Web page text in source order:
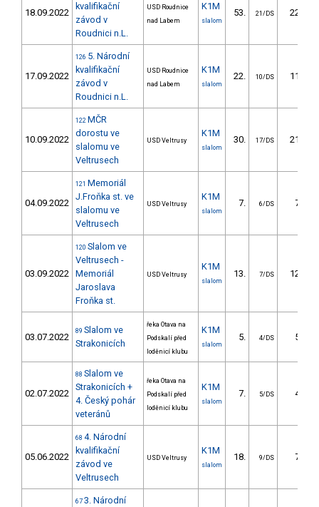
18.09.2022
kvalifikační
závod v
Roudnici n.L.
USD Roudnice
nad Labem
K1M
slalom
53. 21/DS 22.02
17.09.2022
126 5. Národní
kvalifikační
závod v
Roudnici n.L.
USD Roudnice
nad Labem
K1M
slalom
22. 10/DS 11.51
10.09.2022
122 MČR
dorostu ve
slalomu ve
Veltrusech
USD Veltrusy
K1M
slalom
30. 17/DS 21.36
04.09.2022
121 Memoriál
J.Froňka st. ve
slalomu ve
Veltrusech
USD Veltrusy
K1M
slalom
7. 6/DS 7.05
03.09.2022
120 Slalom ve
Veltrusech -
Memoriál
Jaroslava
Froňka st.
USD Veltrusy
K1M
slalom
13. 7/DS 12.00
03.07.2022
89 Slalom ve
Strakonicích
řeka Otava na
Podskalí před
loděnicí klubu
K1M
slalom
5. 4/DS 5.47
02.07.2022
88 Slalom ve
Strakonicích +
4. Český pohár
veteránů
řeka Otava na
Podskalí před
loděnicí klubu
K1M
slalom
7. 5/DS 4.96
05.06.2022
68 4. Národní
kvalifikační
závod ve
Veltrusech
USD Veltrusy
K1M
slalom
18. 9/DS 7.42
67 3. Národní